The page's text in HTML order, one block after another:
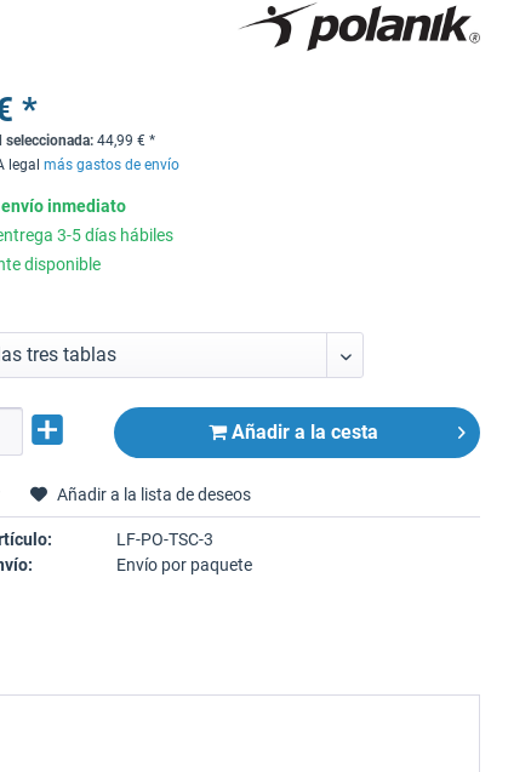
*
seleccionada:44,99 € *
legalmás gastos de envío
inmediato
3-5 días hábiles
disponible
Añadir a la cesta
Añadir a la lista de deseos
LF-PO-TSC-3
Envío por paquete